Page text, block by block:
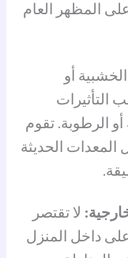
المظهر العام
أو
التأثيرات
الرطوبة. تقوم
الحديثة
لا تقتصر
داخل المنزل